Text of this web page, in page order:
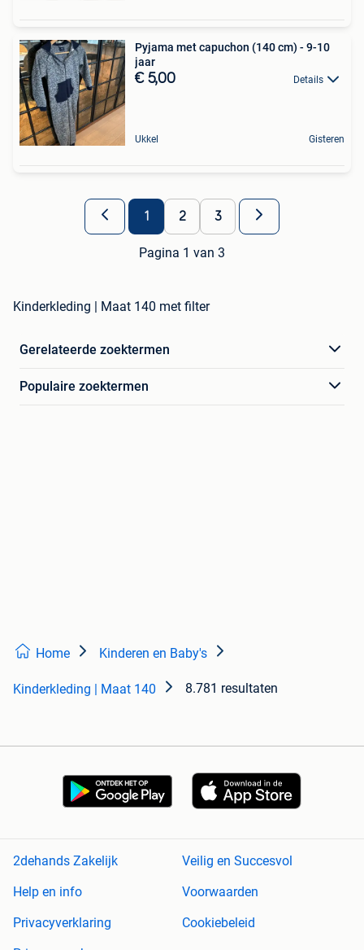
Pyjama met capuchon (140 cm) - 9-10
jaar
€ 5,00 Details
Ukkel Gisteren
1 2 3
Pagina 1 van 3
Kinderkleding | Maat 140 met filter
Gerelateerde zoektermen
Populaire zoektermen
Home Kinderen en Baby's
Kinderkleding | Maat 140 8.781 resultaten
2dehands Zakelijk
Veilig en Succesvol
Help en info
Voorwaarden
Privacyverklaring
Cookiebeleid